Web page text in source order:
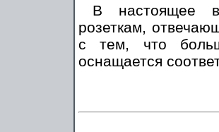
В настоящее
розеткам,
с тем, что
оснащается